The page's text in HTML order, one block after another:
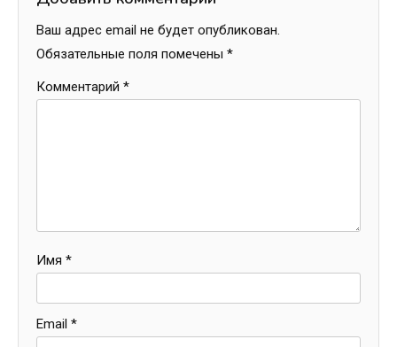
Ваш адрес email не будет опубликован.
Обязательные поля помечены *
Комментарий *
Имя *
Email *